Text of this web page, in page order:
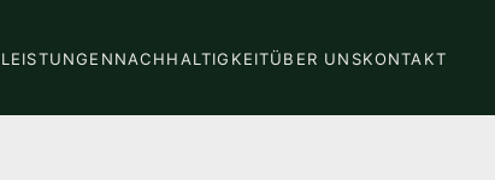
LEISTUNGENNACHHALTIGKEITÜBER UNSKONTAKT